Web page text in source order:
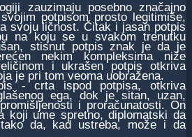
zauzimaju posebno značajno
potpisom prosto legitimiše,
svoju ličnost. Čitak i jasan potpis
na koju se u svakom trenutku
stisnut potpis znak je da je
nekim kompleksima niže
i ukrašen potpis otkriva
je pri tom veoma uobražena.
- crta ispod potpisa, otkriva
ega, dok je sitan, uzan,
i proračunatosti. On
koji ume spretno, diplomatski da
da, kad ustreba, može i da